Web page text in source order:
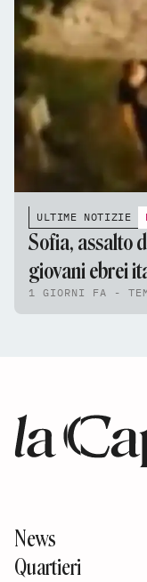
ULTIME NOTIZIE
Sofia, assalto
giovani ebrei
1 GIORNI FA -
News
Quartieri